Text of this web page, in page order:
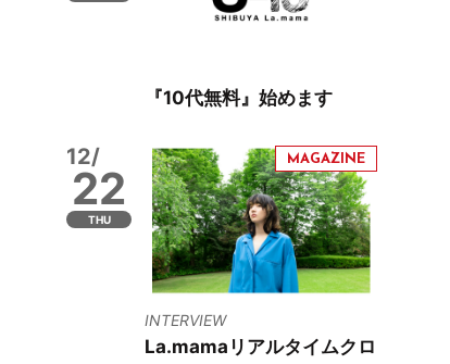
『10代無料』始めます
12/
22
THU
INTERVIEW
La.mamaリアルタイムクロ